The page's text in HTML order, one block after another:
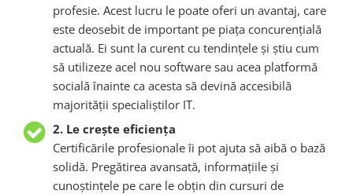
profesie. Acest lucru le poate oferi un avantaj, care
este deosebit de important pe piața concurențială
actuală. Ei sunt la curent cu tendințele și știu cum
să utilizeze acel nou software sau acea platformă
socială înainte ca acesta să devină accesibilă
majorității specialiștilor IT.
2. Le crește eficiența
Certificările profesionale îi pot ajuta să aibă o bază
solidă. Pregătirea avansată, informațiile și
cunoștințele pe care le obțin din cursuri de